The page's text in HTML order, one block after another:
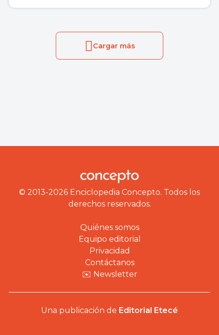
Cargar más
© 2013-2026 Enciclopedia Concepto. Todos los
derechos reservados.
Quiénes somos
Equipo editorial
Privacidad
Contáctanos
✉️ Newsletter
Una publicación de Editorial Etecé